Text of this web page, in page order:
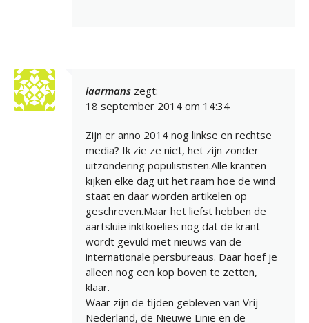
laarmans zegt:
18 september 2014 om 14:34
Zijn er anno 2014 nog linkse en rechtse
media? Ik zie ze niet, het zijn zonder
uitzondering populististen.Alle kranten
kijken elke dag uit het raam hoe de wind
staat en daar worden artikelen op
geschreven.Maar het liefst hebben de
aartsluie inktkoelies nog dat de krant
wordt gevuld met nieuws van de
internationale persbureaus. Daar hoef je
alleen nog een kop boven te zetten,
klaar.
Waar zijn de tijden gebleven van Vrij
Nederland, de Nieuwe Linie en de